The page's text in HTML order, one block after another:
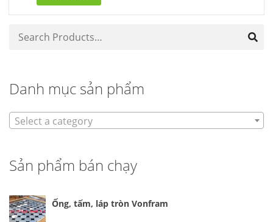
Danh mục sản phẩm
Select a category
Sản phẩm bán chạy
Ống, tấm, láp tròn Vonfram